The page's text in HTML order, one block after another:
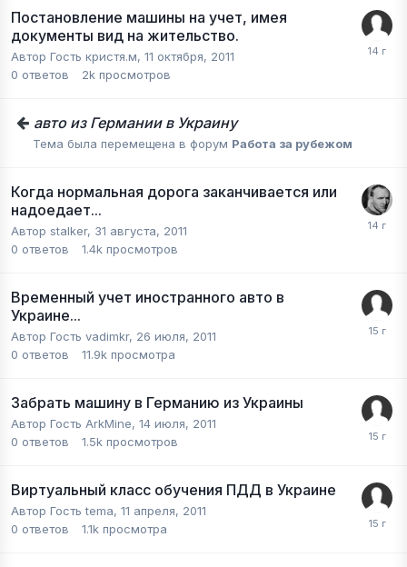
Постановление машины на учет, имея
документы вид на жительство.
Автор Гость кристя.м, 11 октября, 2011
0 ответов 2k просмотров
авто из Германии в Украину
Тема была перемещена в форум Работа за рубежом
Когда нормальная дорога заканчивается или
надоедает...
Автор stalker, 31 августа, 2011
0 ответов 1.4k просмотров
Временный учет иностранного авто в
Украине...
Автор Гость vadimkr, 26 июля, 2011
0 ответов 11.9k просмотра
Забрать машину в Германию из Украины
Автор Гость ArkMine, 14 июля, 2011
0 ответов 1.5k просмотров
Виртуальный класс обучения ПДД в Украине
Автор Гость tema, 11 апреля, 2011
0 ответов 1.1k просмотра